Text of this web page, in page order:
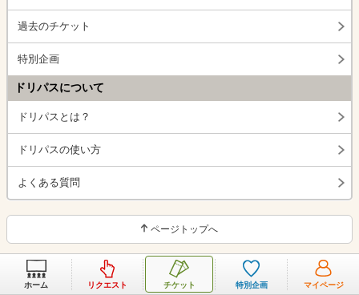
過去のチケット
特別企画
ドリパスについて
ドリパスとは？
ドリパスの使い方
よくある質問
ページトップへ
ホーム リクエスト チケット 特別企画 マイページ